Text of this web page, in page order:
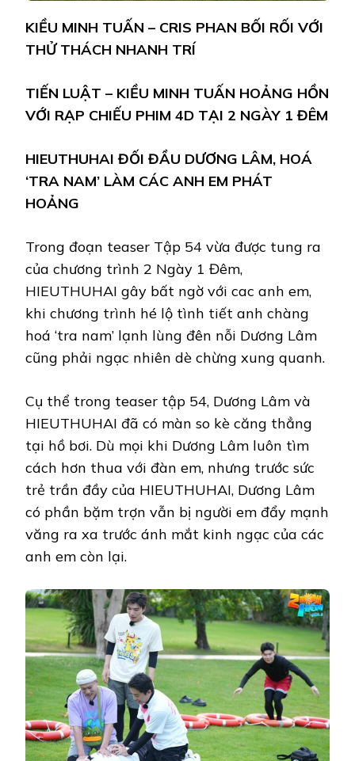
KIỀU MINH TUẤN – CRIS PHAN BỐI RỐI VỚI
THỬ THÁCH NHANH TRÍ
TIẾN LUẬT – KIỀU MINH TUẤN HOẢNG HỒN
VỚI RẠP CHIẾU PHIM 4D TẠI 2 NGÀY 1 ĐÊM
HIEUTHUHAI ĐỐI ĐẦU DƯƠNG LÂM, HOÁ
‘TRA NAM’ LÀM CÁC ANH EM PHÁT
HOẢNG
Trong đoạn teaser Tập 54 vừa được tung ra
của chương trình 2 Ngày 1 Đêm,
HIEUTHUHAI gây bất ngờ với cac anh em,
khi chương trình hé lộ tình tiết anh chàng
hoá ‘tra nam’ lạnh lùng đên nỗi Dương Lâm
cũng phải ngạc nhiên dè chừng xung quanh.
Cụ thể trong teaser tập 54, Dương Lâm và
HIEUTHUHAI đã có màn so kè căng thẳng
tại hồ bơi. Dù mọi khi Dương Lâm luôn tìm
cách hơn thua với đàn em, nhưng trước sức
trẻ trần đầy của HIEUTHUHAI, Dương Lâm
có phần bặm trợn vẫn bị người em đẩy mạnh
văng ra xa trước ánh mắt kinh ngạc của các
anh em còn lại.